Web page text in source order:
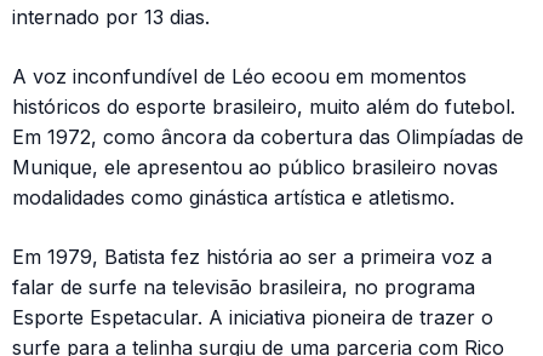
internado por 13 dias.
A voz inconfundível de Léo ecoou em momentos
históricos do esporte brasileiro, muito além do futebol.
Em 1972, como âncora da cobertura das Olimpíadas de
Munique, ele apresentou ao público brasileiro novas
modalidades como ginástica artística e atletismo.
Em 1979, Batista fez história ao ser a primeira voz a
falar de surfe na televisão brasileira, no programa
Esporte Espetacular. A iniciativa pioneira de trazer o
surfe para a telinha surgiu de uma parceria com Rico